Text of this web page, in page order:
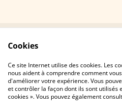
Politique de
confidentialité
Cookies
Ce site Internet utilise des cookies. Les
nous aident à comprendre comment
d'améliorer votre expérience. Vous
et contrôler la façon dont ils sont utilisés
cookies ». Vous pouvez également